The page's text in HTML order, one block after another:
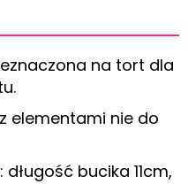
na tort dla
elementami nie do
bucika 11cm,